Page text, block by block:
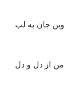
جان به لب
من از دل و دل